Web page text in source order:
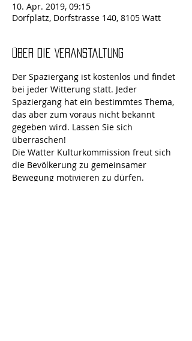
10. Apr. 2019, 09:15
Dorfplatz, Dorfstrasse 140, 8105 Watt
Über die Veranstaltung
Der Spaziergang ist kostenlos und findet
bei jeder Witterung statt. Jeder
Spaziergang hat ein bestimmtes Thema,
das aber zum voraus nicht bekannt
gegeben wird. Lassen Sie sich
überraschen!
Die Watter Kulturkommission freut sich
die Bevölkerung zu gemeinsamer
Bewegung motivieren zu dürfen.